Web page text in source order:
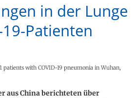
in der Lunge
Patienten
with COVID-19 pneumonia in Wuhan,
aus China berichteten über